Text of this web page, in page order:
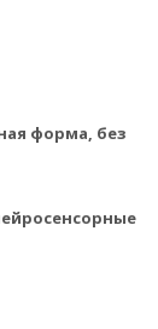
форма, без